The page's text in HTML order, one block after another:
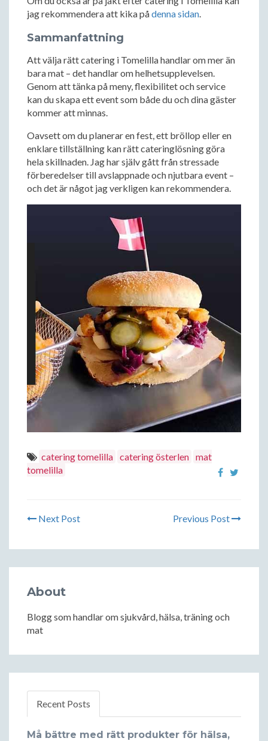
jag rekommendera att kika pådenna sidan.
Sammanfattning
Att välja rätt catering i Tomelilla handlar om mer än
bara mat – det handlar om helhetsupplevelsen.
Genom att tänka på meny, flexibilitet och service
kan du skapa ett event som både du och dina gäster
kommer att minnas.
Oavsett om du planerar en fest, ett bröllop eller en
enklare tillställning kan rätt cateringlösning göra
hela skillnaden. Jag har själv gått från stressade
förberedelser till avslappnade och njutbara event –
och det är något jag verkligen kan rekommendera.
catering tomelilla catering österlen mat
tomelilla
Next Post Previous Post
About
Blogg som handlar om sjukvård, hälsa, träning och
mat
Recent Posts
Må bättre med rätt produkter för hälsa,